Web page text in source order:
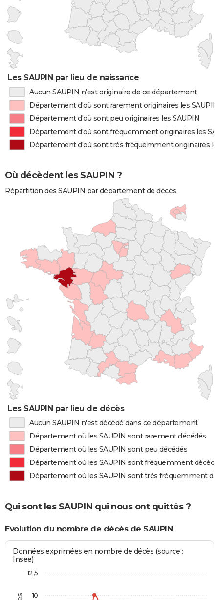
Les SAUPIN par lieu de naissance
Aucun SAUPIN n'est originaire de ce département
Département d'où sont rarement originaires les SAUPIN
Département d'où sont peu originaires les SAUPIN
Département d'où sont fréquemment originaires les
Département d'où sont très fréquemment originaires
Où décèdent les SAUPIN ?
Répartition des SAUPIN par département de décès.
Les SAUPIN par lieu de décès
Aucun SAUPIN n'est décédé dans ce département
Département où les SAUPIN sont rarement décédés
Département où les SAUPIN sont peu décédés
Département où les SAUPIN sont fréquemment
Département où les SAUPIN sont très fréquemment
Qui sont les SAUPIN qui nous ont quittés ?
Evolution du nombre de décès de SAUPIN
Données exprimées en nombre de décès (source :
Insee)
10
12,5